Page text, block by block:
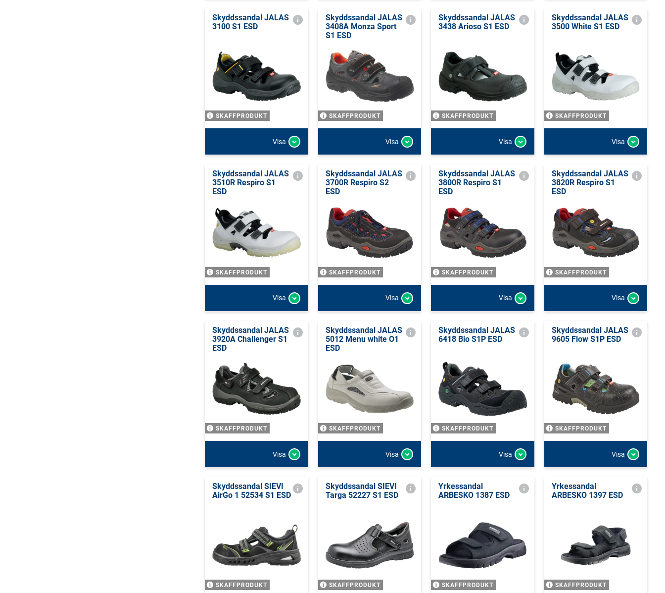
Skyddssandal JALAS
3100 S1 ESD
SKAFFPRODUKT
Visa
Skyddssandal JALAS
3408A Monza Sport
S1 ESD
SKAFFPRODUKT
Visa
Skyddssandal JALAS
3438 Arioso S1 ESD
SKAFFPRODUKT
Visa
Skyddssandal JALAS
3500 White S1 ESD
SKAFFPRODUKT
Visa
Skyddssandal JALAS
3510R Respiro S1
ESD
SKAFFPRODUKT
Visa
Skyddssandal JALAS
3700R Respiro S2
ESD
SKAFFPRODUKT
Visa
Skyddssandal JALAS
3800R Respiro S1
ESD
SKAFFPRODUKT
Visa
Skyddssandal JALAS
3820R Respiro S1
ESD
SKAFFPRODUKT
Visa
Skyddssandal JALAS
3920A Challenger S1
ESD
SKAFFPRODUKT
Visa
Skyddssandal JALAS
5012 Menu white O1
ESD
SKAFFPRODUKT
Visa
Skyddssandal JALAS
6418 Bio S1P ESD
SKAFFPRODUKT
Visa
Skyddssandal JALAS
9605 Flow S1P ESD
SKAFFPRODUKT
Visa
Skyddssandal SIEVI
AirGo 1 52534 S1 ESD
SKAFFPRODUKT
Skyddssandal SIEVI
Targa 52227 S1 ESD
SKAFFPRODUKT
Yrkessandal
ARBESKO 1387 ESD
SKAFFPRODUKT
Yrkessandal
ARBESKO 1397 ESD
SKAFFPRODUKT